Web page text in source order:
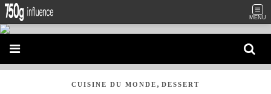
MENU
CUISINE DU MONDE , DESSERT